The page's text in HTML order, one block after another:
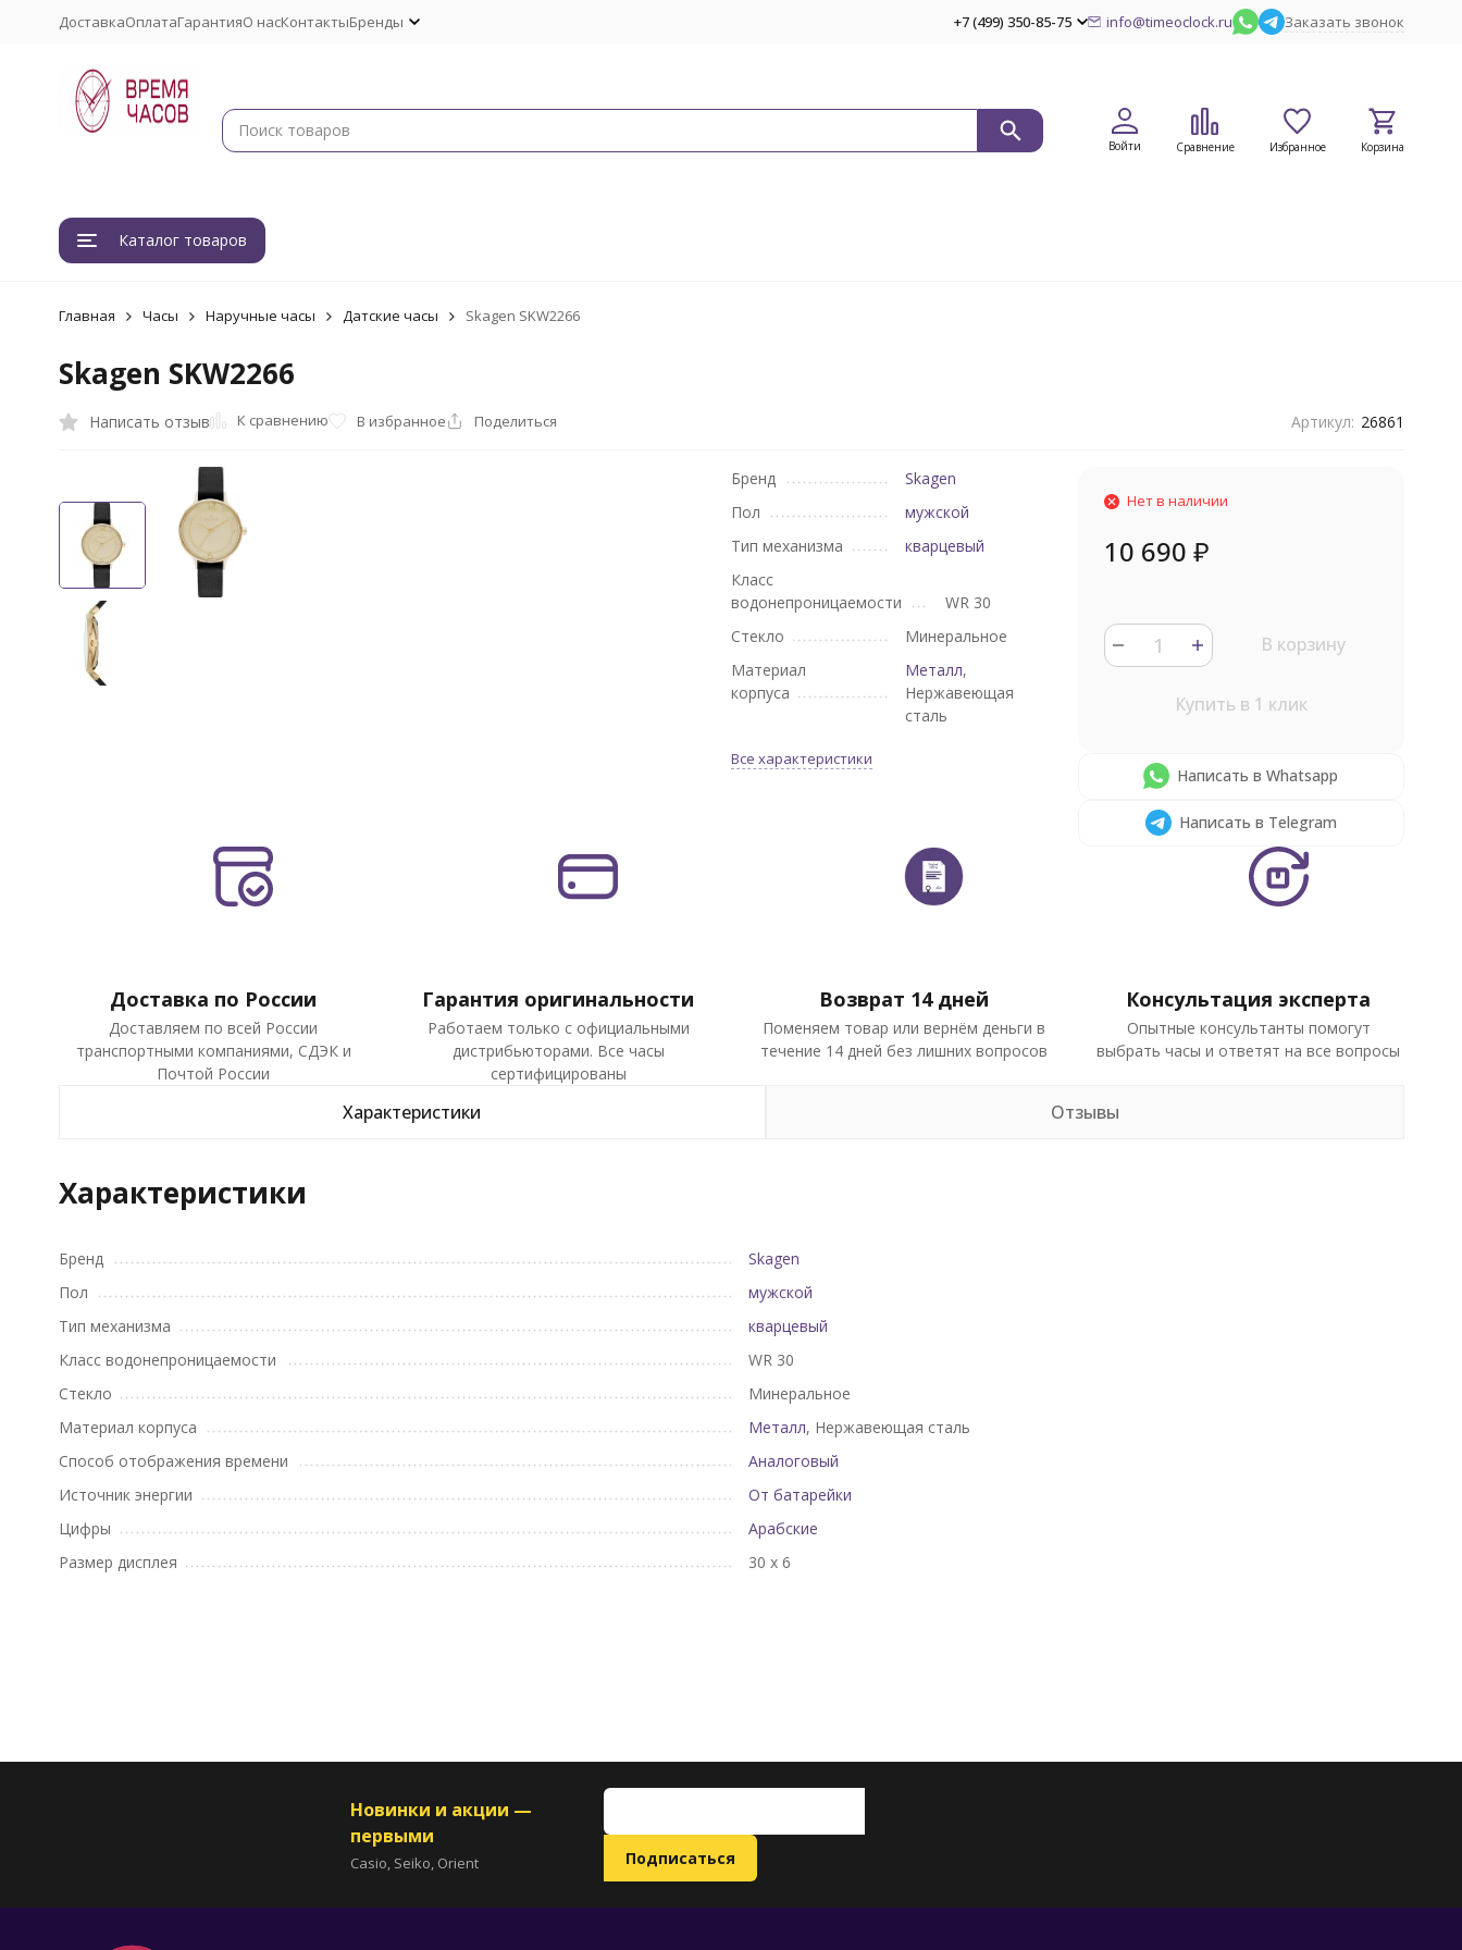
ДоставкаОплатаГарантияО насКонтактыБренды +7 (499) 350-85-75 info@timeoclock.ru Заказать звонок
Войти Сравнение Избранное Корзина
Каталог товаров
Главная Часы Наручные часы Датские часы Skagen SKW2266
Skagen SKW2266
Написать отзыв К сравнению В избранное Поделиться Артикул: 26861
Бренд
Skagen
Пол
мужской
Тип механизма
кварцевый
Класс
водонепроницаемости
WR 30
Стекло
Минеральное
Материал
корпуса
Металл,
Нержавеющая
сталь
Все характеристики
Нет в наличии
10 690 ₽
В корзину
Купить в 1 клик
Написать в Whatsapp
Написать в Telegram
Доставка по России
Доставляем по всей России
транспортными компаниями, СДЭК и
Почтой России
Гарантия оригинальности
Работаем только с официальными
дистрибьюторами. Все часы
сертифицированы
Возврат 14 дней
Поменяем товар или вернём деньги в
течение 14 дней без лишних вопросов
Консультация эксперта
Опытные консультанты помогут
выбрать часы и ответят на все вопросы
Характеристики Отзывы
Характеристики
Бренд
Skagen
Пол
мужской
Тип механизма
кварцевый
Класс водонепроницаемости
WR 30
Стекло
Минеральное
Материал корпуса
Металл, Нержавеющая сталь
Способ отображения времени
Аналоговый
Источник энергии
От батарейки
Цифры
Арабские
Размер дисплея
30 х 6
Новинки и акции —
первыми
Casio, Seiko, Orient